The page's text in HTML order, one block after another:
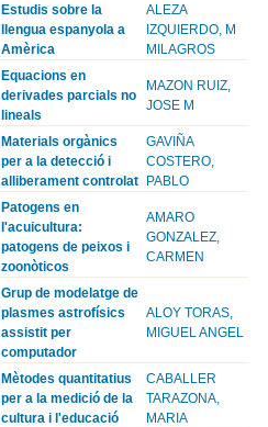
Estudis sobre la
llengua espanyola a
Amèrica
ALEZA
IZQUIERDO, M
MILAGROS
Equacions en
derivades parcials no
lineals
MAZON RUIZ,
JOSE M
Materials orgànics
per a la detecció i
alliberament controlat
GAVIÑA
COSTERO,
PABLO
Patogens en
l'acuicultura:
patogens de peixos i
zoonòticos
AMARO
GONZALEZ,
CARMEN
Grup de modelatge de
plasmes astrofísics
assistit per
computador
ALOY TORAS,
MIGUEL ANGEL
Mètodes quantitatius
per a la medició de la
cultura i l'educació
CABALLER
TARAZONA,
MARIA